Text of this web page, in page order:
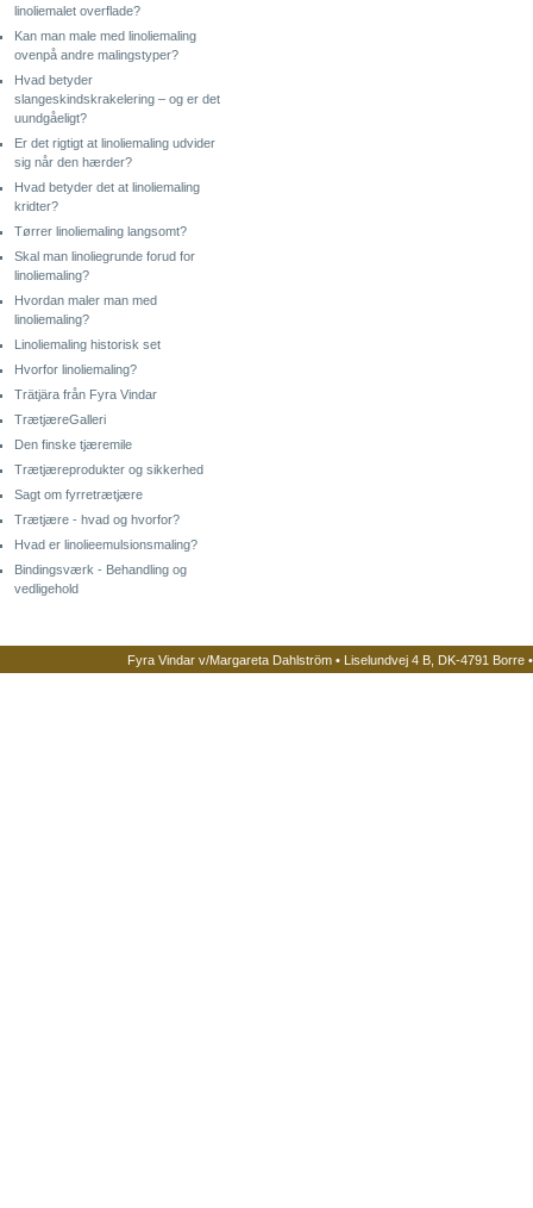
linoliemalet overflade?
Kan man male med linoliemaling
ovenpå andre malingstyper?
Hvad betyder
slangeskindskrakelering – og er det
uundgåeligt?
Er det rigtigt at linoliemaling udvider
sig når den hærder?
Hvad betyder det at linoliemaling
kridter?
Tørrer linoliemaling langsomt?
Skal man linoliegrunde forud for
linoliemaling?
Hvordan maler man med
linoliemaling?
Linoliemaling historisk set
Hvorfor linoliemaling?
Trätjära från Fyra Vindar
TrætjæreGalleri
Den finske tjæremile
Trætjæreprodukter og sikkerhed
Sagt om fyrretrætjære
Trætjære - hvad og hvorfor?
Hvad er linolieemulsionsmaling?
Bindingsværk - Behandling og
vedligehold
Fyra Vindar v/Margareta Dahlström • Liselundvej 4 B, DK-4791 Borre